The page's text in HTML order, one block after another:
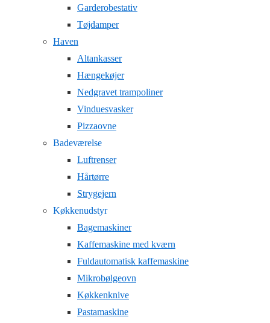
Garderobestativ
Tøjdamper
Haven
Altankasser
Hængekøjer
Nedgravet trampoliner
Vinduesvasker
Pizzaovne
Badeværelse
Luftrenser
Hårtørre
Strygejern
Køkkenudstyr
Bagemaskiner
Kaffemaskine med kværn
Fuldautomatisk kaffemaskine
Mikrobølgeovn
Køkkenknive
Pastamaskine